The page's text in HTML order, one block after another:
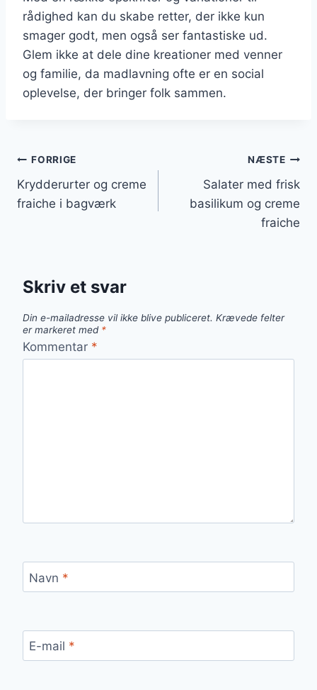
rådighed kan du skabe retter, der ikke kun
smager godt, men også ser fantastiske ud.
Glem ikke at dele dine kreationer med venner
og familie, da madlavning ofte er en social
oplevelse, der bringer folk sammen.
Indlægsnavigation
FORRIGE
Krydderurter og creme
fraiche i bagværk
NÆSTE
Salater med frisk
basilikum og creme
fraiche
Skriv et svar
Din e-mailadresse vil ikke blive publiceret. Krævede felter
er markeret med *
Kommentar *
Navn *
E-mail *